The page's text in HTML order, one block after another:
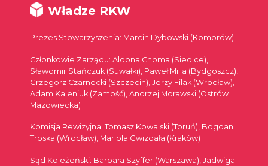
Władze RKW
Prezes Stowarzyszenia: Marcin Dybowski (Komorów)
Członkowie Zarządu: Aldona Choma (Siedlce),
Sławomir Stańczuk (Suwałki), Paweł Milla (Bydgoszcz),
Grzegorz Czarnecki (Szczecin), Jerzy Filak (Wrocław),
Adam Kaleniuk (Zamość), Andrzej Morawski (Ostrów
Mazowiecka)
Komisja Rewizyjna: Tomasz Kowalski (Toruń), Bogdan
Troska (Wrocław), Mariola Gwizdała (Kraków)
Sąd Koleżeński: Barbara Szyffer (Warszawa), Jadwiga